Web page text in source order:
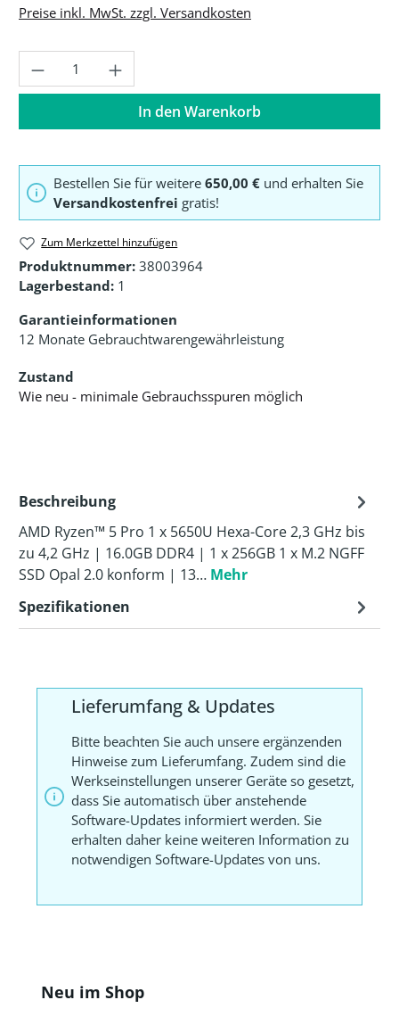
Preise inkl. MwSt. zzgl. Versandkosten
Produkt Anzahl: Gib den gewünschten
In den Warenkorb
Bestellen Sie für weitere 650,00 € und erhalten Sie
Versandkostenfrei gratis!
Zum Merkzettel hinzufügen
Produktnummer: 38003964
Lagerbestand: 1
Garantieinformationen
12 Monate Gebrauchtwarengewährleistung
Zustand
Wie neu - minimale Gebrauchsspuren möglich
Beschreibung
AMD Ryzen™ 5 Pro 1 x 5650U Hexa-Core 2,3 GHz bis
zu 4,2 GHz | 16.0GB DDR4 | 1 x 256GB 1 x M.2 NGFF
SSD Opal 2.0 konform | 13… Mehr
Spezifikationen
Lieferumfang & Updates
Bitte beachten Sie auch unsere ergänzenden
Hinweise zum Lieferumfang. Zudem sind die
Werkseinstellungen unserer Geräte so gesetzt,
dass Sie automatisch über anstehende
Software-Updates informiert werden. Sie
erhalten daher keine weiteren Information zu
notwendigen Software-Updates von uns.
Produktgalerie überspringen
Neu im Shop